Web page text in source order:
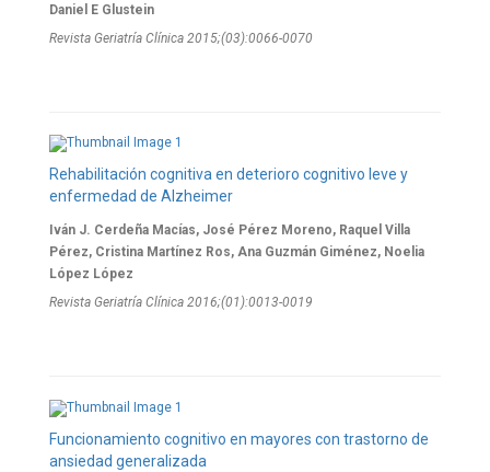
Daniel E Glustein
Revista Geriatría Clí­nica 2015;(03):0066-0070
Rehabilitación cognitiva en deterioro cognitivo leve y
enfermedad de Alzheimer
Iván J. Cerdeña Macías, José Pérez Moreno, Raquel Villa
Pérez, Cristina Martínez Ros, Ana Guzmán Giménez, Noelia
López López
Revista Geriatría Clí­nica 2016;(01):0013-0019
Funcionamiento cognitivo en mayores con trastorno de
ansiedad generalizada